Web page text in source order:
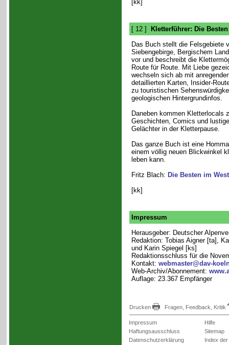
[kk]
[ 12 ]
Kletterführer: Die
Das Buch stellt die Felsgebiete
Siebengebirge, Bergischem
vor und beschreibt die
Route für Route. Mit Liebe
wechseln sich ab mit
detaillierten Karten, Insider-
zu touristischen
geologischen Hintergrundinfos.
Daneben kommen Kletterlocals
Geschichten, Comics und
Gelächter in der Kletterpause.
Das ganze Buch ist eine
einem völlig neuen Blickwinkel
leben kann.
Fritz Blach: Die Besten im
[kk]
Impressum
Herausgeber: Deutscher
Redaktion: Tobias Aigner [ta],
und Karin Spiegel [ks]
Redaktionsschluss für die
Kontakt: webmaster@dav-
Web-Archiv/Abonnement:
Auflage: 23.367 Empfänger
Drucken Fragen, Feedback, Kritik
Impressum
Haftungsausschluss
Datenschutzerklärung
Hilfe
Sitemap
Index